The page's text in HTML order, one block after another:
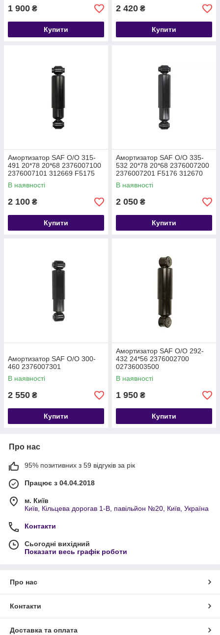
1 900 ₴
Купити
2 420 ₴
Купити
Амортизатор SAF O/O 315-
491 20*78 20*68 2376007100
2376007101 312669 F5175
В наявності
2 100 ₴
Купити
Амортизатор SAF O/O 335-
532 20*78 20*68 2376007200
2376007201 F5176 312670
В наявності
2 050 ₴
Купити
Амортизатор SAF O/O 300-
460 2376007301
В наявності
2 550 ₴
Купити
Амортизатор SAF O/O 292-
432 24*56 2376002700
02736003500
В наявності
1 950 ₴
Купити
Про нас
95% позитивних з 59 відгуків за рік
Працює з 04.04.2018
м. Київ
Київ, Кільцева дорогав 1-В, павільйон №20, Київ, Україна
Контакти
Сьогодні вихідний
Показати весь графік роботи
Про нас
Контакти
Доставка та оплата